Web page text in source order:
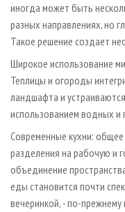
иногда может быть
разных направлениях, но
Такое решение создает
Широкое использование
Теплицы и огороды
ландшафта и
использованием водных и
Современные кухни:
разделения на рабочую и
объединение
еды становится почти
вечеринкой, - по-